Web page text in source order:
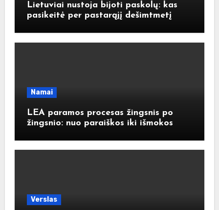
Lietuviai nustoja bijoti paskolų: kas
pasikeitė per pastarąjį dešimtmetį
Namai
LEA paramos procesas žingsnis po
žingsnio: nuo paraiškos iki išmokos
Verslas